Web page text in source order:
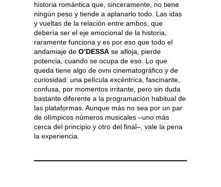
historia romántica que, sinceramente, no tiene
ningún peso y tiende a aplanarlo todo. Las idas
y vueltas de la relación entre ambos, que
debería ser el eje emocional de la historia,
raramente funciona y es por eso que todo el
andamiaje de O’DESSA se afloja, pierde
potencia, cuando se ocupa de eso. Lo que
queda tiene algo de ovni cinematográfico y de
curiosidad: una película excéntrica, fascinante,
confusa, por momentos irritante, pero sin duda
bastante diferente a la programación habitual de
las plataformas. Aunque más no sea por un par
de olímpicos números musicales –uno más
cerca del principio y otro del final–, vale la pena
la experiencia.